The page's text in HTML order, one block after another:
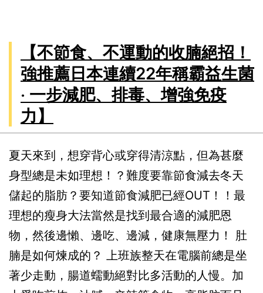
敏
慘
況，
寧
英
國
益
生
菌
神
奇
【不節食、不運動的收腩絕招！
強推薦日本連續22年稱霸益生菌
‧ 一步減肥、排毒、增強免疫
力】
夏天來到，想穿背心或穿得清涼點，但為甚麼
身型總是未如理想！？難度要靠節食減去冬天
儲起的脂肪？要知道節食減肥已經OUT！！最
理想的瘦身大法當然是找到最合適的減肥恩
物，然後邊懶、邊吃、邊減，健康無壓力！ 肚
腩是如何煉成的？ 上班族整天在電腦前總是坐
著少走動，腸道蠕動絕對比多活動的人慢。加